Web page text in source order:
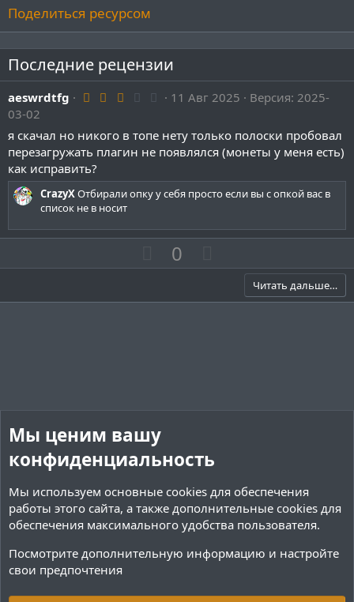
Поделиться ресурсом
Последние рецензии
aeswrdtfg 3
0
з
в
з
д
11 Авг 2025
Версия: 2025-
03-02
я скачал но никого в топе нету только полоски пробовал
перезагружать плагин не появлялся (монеты у меня есть)
как исправить?
CrazyXОтбирали опку у себя просто если вы с опкой вас в
список не в носит
П
о
и
г
о
о
с
0
е
а
о
с
Читать дальше…
Мы ценим вашу
конфиденциальность
Мы используем основные cookies для обеспечения
работы этого сайта, а также дополнительные cookies для
обеспечения максимального удобства пользователя.
Посмотрите дополнительную информацию и настройте
свои предпочтения